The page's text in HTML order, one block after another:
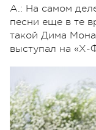
А.: На самом
песни еще в те
такой Дима
выступал на «Х-